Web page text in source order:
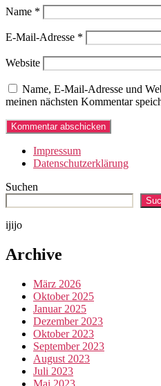
Name *
E-Mail-Adresse *
Website
Name, E-Mail-Adresse und
meinen nächsten Kommentar
Impressum
Datenschutzerklärung
Suchen
ijijo
Archive
März 2026
Oktober 2025
Januar 2025
Dezember 2023
Oktober 2023
September 2023
August 2023
Juli 2023